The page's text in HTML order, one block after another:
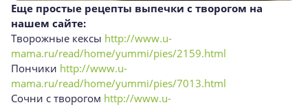
Еще простые рецепты выпечки с творогом на
нашем сайте:
Творожные кексы http://www.u-
mama.ru/read/home/yummi/pies/2159.html
Пончики http://www.u-
mama.ru/read/home/yummi/pies/7013.html
Сочни с творогом http://www.u-